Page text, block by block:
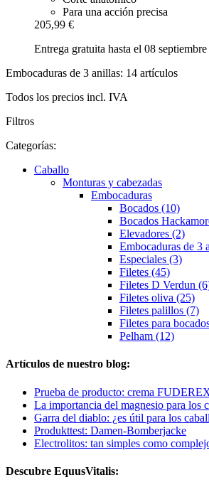
Para una acción precisa
205,99 €
Entrega gratuita hasta el 08 septiembre
Embocaduras de 3 anillas: 14 artículos
Todos los precios incl. IVA
Filtros
Categorías:
Caballo
Monturas y cabezadas
Embocaduras
Bocados (10)
Bocados
Elevadores (2)
Embocaduras de 3
Especiales (3)
Filetes (45)
Filetes D Verdun
Filetes oliva (25)
Filetes palillos (7)
Filetes para
Pelham (12)
Artículos de nuestro blog:
Prueba de producto: crema
La importancia del magnesio para los
Garra del diablo: ¿es útil para los
Produkttest: Damen-Bomberjacke
Electrolitos: tan simples como
Descubre EquusVitalis: